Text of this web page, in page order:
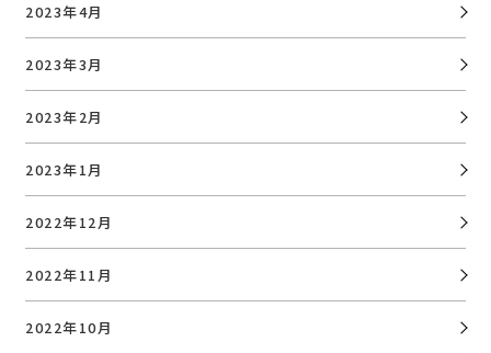
2023年4月
2023年3月
2023年2月
2023年1月
2022年12月
2022年11月
2022年10月